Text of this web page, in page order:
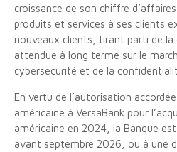
croissance de son chiffre
produits et services à ses clients
nouveaux clients, tirant parti de la
attendue à long terme sur le
cybersécurité et de la
En vertu de l’autorisation
américaine à VersaBank pour
américaine en 2024, la Banque
avant septembre 2026, ou à une